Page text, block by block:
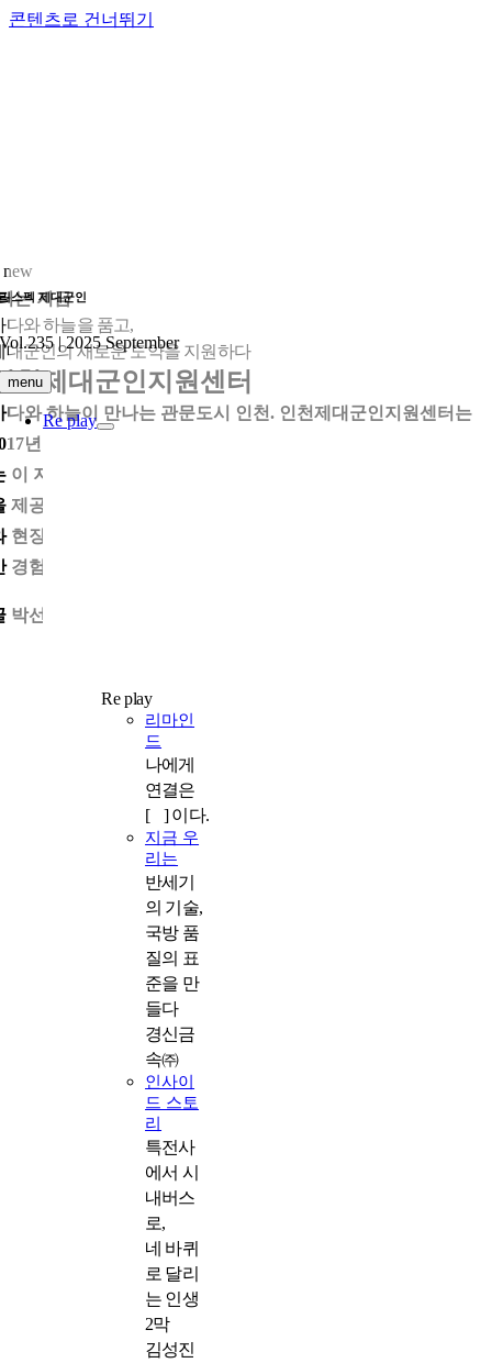
콘텐츠로 건너뛰기
리스펙 제대군인
Vol.235 | 2025 September
menu
Re play
Re play
리마인
드
나에게
연결은
[ ] 이다.
지금 우
리는
반세기
의 기술,
국방 품
질의 표
준을 만
들다
경신금
속㈜
인사이
드 스토
리
특전사
에서 시
내버스
로,
네 바퀴
로 달리
는 인생
2막
김성진
new
는 지금
다와 하늘을 품고,
대군인의 새로운 도약을 지원하다
천제대군인지원센터
다와 하늘이 만나는 관문도시 인천. 인천제대군인지원센터는
년 문을 연 이래, 항만·공항 물류산업과 첨단 제조업이 공존하
이 지역의 특성을 살려 제대군인들에게 맞춤형 전직·창업 지원
제공해 왔다. 전국 센터 중 가장 젊은 조직답게 기민한 네트워
현장 중심 지원으로 빠르게 존재감을 키운 인천센터. 이곳에서
경험할 수 있는 차별화된 서비스와 성공 스토리를 들어본다.
박선경